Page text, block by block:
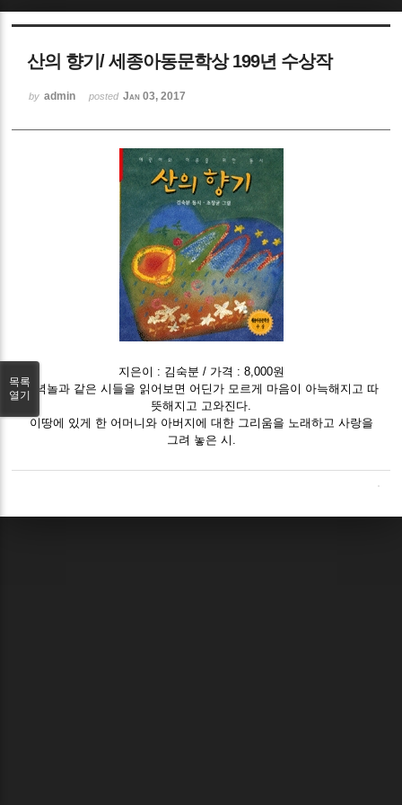
산의 향기/ 세종아동문학상 199년 수상작
by admin posted Jan 03, 2017
지은이 : 김숙분 / 가격 : 8,000원
저녁놀과 같은 시들을 읽어보면 어딘가 모르게 마음이 아늑해지고 따
뜻해지고 고와진다.
이땅에 있게 한 어머니와 아버지에 대한 그리움을 노래하고 사랑을
그려 놓은 시.
목록
열기
Sketchbook5, 스케치북5
Sketchbook5, 스케치북5